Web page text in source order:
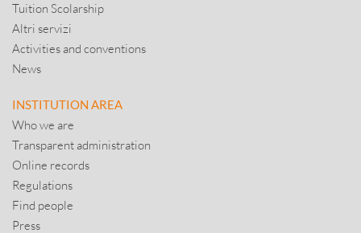
Tuition Scolarship
Altri servizi
Activities and conventions
News
INSTITUTION AREA
Who we are
Transparent administration
Online records
Regulations
Find people
Press